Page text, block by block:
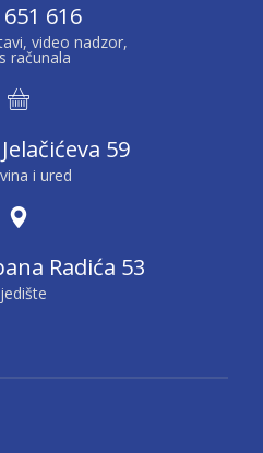
616
video nadzor,
računala
59
i ured
Radića 53